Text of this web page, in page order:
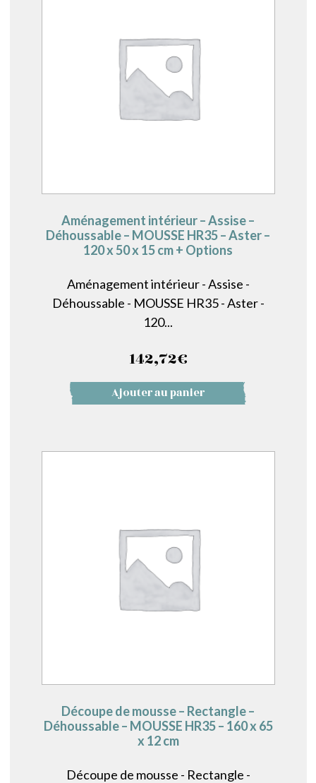
Aménagement intérieur – Assise –
Déhoussable – MOUSSE HR35 – Aster –
120 x 50 x 15 cm + Options
Aménagement intérieur - Assise -
Déhoussable - MOUSSE HR35 - Aster -
120...
142,72€
Ajouter au panier
Découpe de mousse – Rectangle –
Déhoussable – MOUSSE HR35 – 160 x 65
x 12 cm
Découpe de mousse - Rectangle -